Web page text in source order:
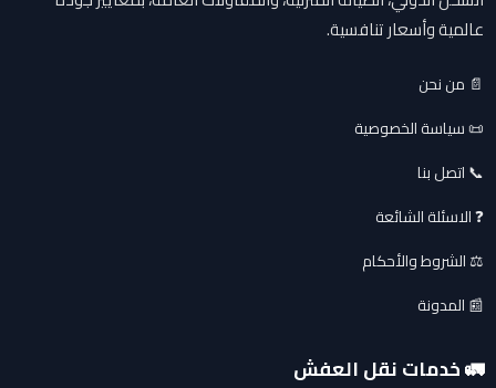
عالمية وأسعار تنافسية.
📄 من نحن
📜 سياسة الخصوصية
📞 اتصل بنا
❓ الاسئلة الشائعة
⚖️ الشروط والأحكام
📰 المدونة
🚛 خدمات نقل العفش